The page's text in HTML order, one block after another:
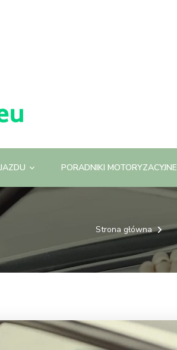
PORADNIKI MOTORYZACYJNE
Strona główna